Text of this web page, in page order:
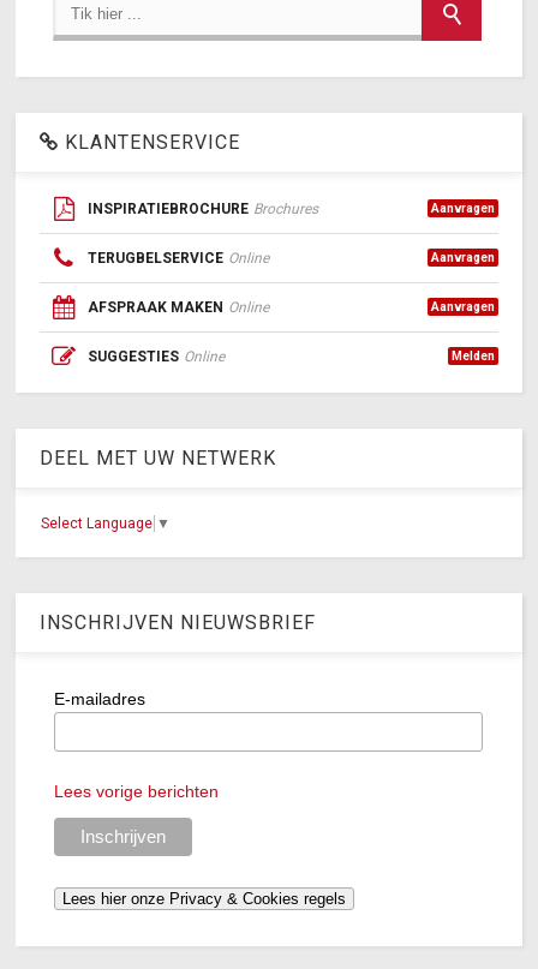
KLANTENSERVICE
INSPIRATIEBROCHURE Brochures Aanvragen
TERUGBELSERVICE Online Aanvragen
AFSPRAAK MAKEN Online Aanvragen
SUGGESTIES Online Melden
DEEL MET UW NETWERK
Select Language ▼
INSCHRIJVEN NIEUWSBRIEF
E-mailadres
Lees vorige berichten